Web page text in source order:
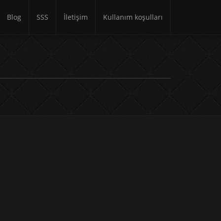
Blog SSS İletişim Kullanım koşulları